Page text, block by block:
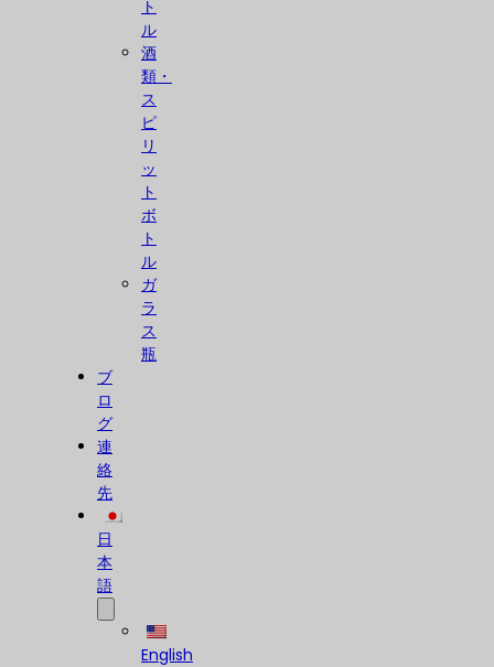
ト
ル
酒
類・
ス
ピ
リ
ッ
ト
ボ
ト
ル
ガ
ラ
ス
瓶
ブ
ロ
グ
連
絡
先
日
本
語
English